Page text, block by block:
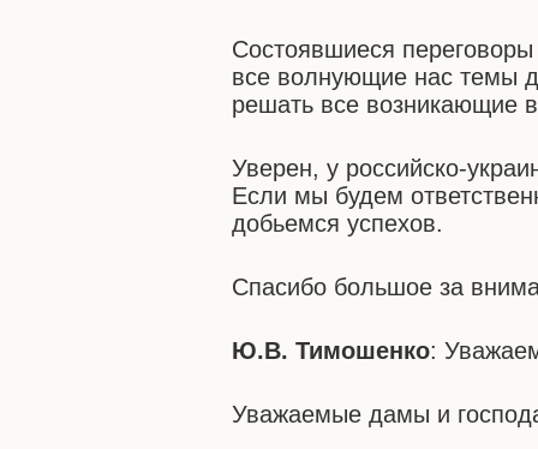
Состоявшиеся
все волнующие нас темы
решать все возникающие
Уверен, у российско-
Если мы будем
добьемся успехов.
Спасибо большое за
Ю.В. Тимошенко:
Уважаемые дамы и